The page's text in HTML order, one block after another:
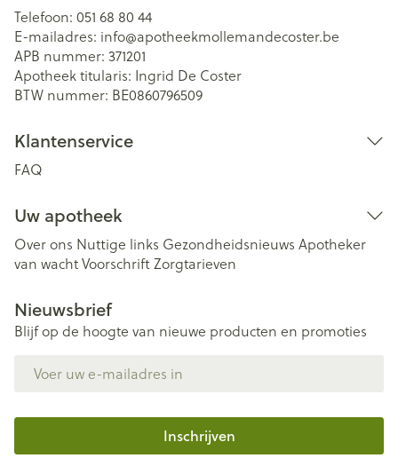
Telefoon: 051 68 80 44
E-mailadres: info@apotheekmollemandecoster.be
APB nummer: 371201
Apotheek titularis: Ingrid De Coster
BTW nummer: BE0860796509
Klantenservice
FAQ
Uw apotheek
Over ons Nuttige links Gezondheidsnieuws Apotheker
van wachtVoorschriftZorgtarieven
Nieuwsbrief
Blijf op de hoogte van nieuwe producten en promoties
Inschrijven